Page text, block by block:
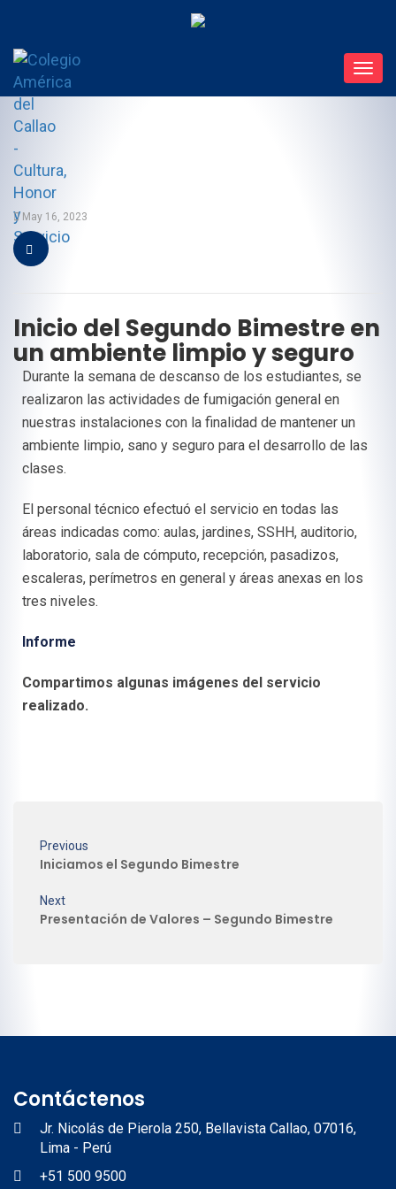
May 16, 2023
Inicio del Segundo Bimestre en
un ambiente limpio y seguro
Durante la semana de descanso de los estudiantes, se
realizaron las actividades de fumigación general en
nuestras instalaciones con la finalidad de mantener un
ambiente limpio, sano y seguro para el desarrollo de las
clases.
El personal técnico efectuó el servicio en todas las
áreas indicadas como: aulas, jardines, SSHH, auditorio,
laboratorio, sala de cómputo, recepción, pasadizos,
escaleras, perímetros en general y áreas anexas en los
tres niveles.
Informe
Compartimos algunas imágenes del servicio
realizado.
Previous
Iniciamos el Segundo Bimestre
Next
Presentación de Valores – Segundo Bimestre
Contáctenos
Jr. Nicolás de Pierola 250, Bellavista Callao, 07016,
Lima - Perú
+51 500 9500